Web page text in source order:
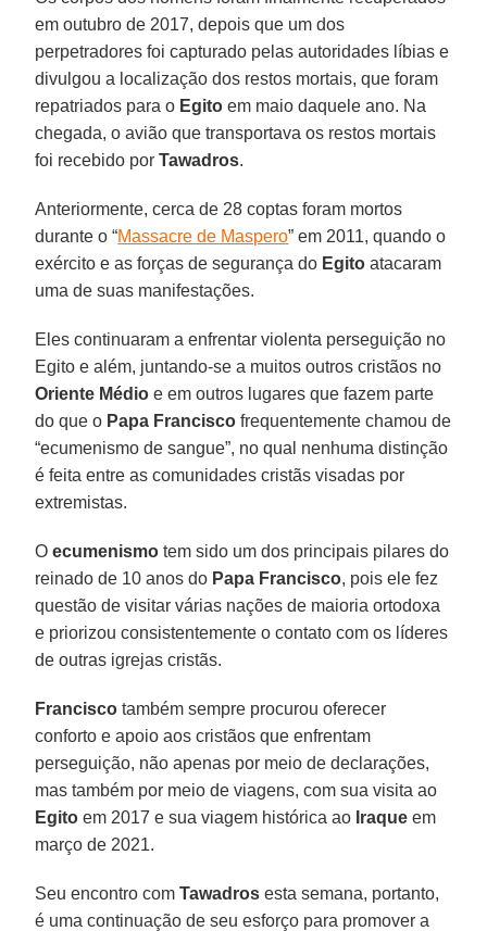
em outubro de 2017, depois que um dos
perpetradores foi capturado pelas autoridades líbias e
divulgou a localização dos restos mortais, que foram
repatriados para o Egito em maio daquele ano. Na
chegada, o avião que transportava os restos mortais
foi recebido porTawadros.
Anteriormente, cerca de 28 coptas foram mortos
durante o “Massacre de Maspero” em 2011, quando o
exército e as forças de segurança do Egito atacaram
uma de suas manifestações.
Eles continuaram a enfrentar violenta perseguição no
Egito e além, juntando-se a muitos outros cristãos no
Oriente Médio e em outros lugares que fazem parte
do que o Papa Francisco frequentemente chamou de
“ecumenismo de sangue”, no qual nenhuma distinção
é feita entre as comunidades cristãs visadas por
extremistas.
Oecumenismo tem sido um dos principais pilares do
reinado de 10 anos do Papa Francisco, pois ele fez
questão de visitar várias nações de maioria ortodoxa
e priorizou consistentemente o contato com os líderes
de outras igrejas cristãs.
Francisco também sempre procurou oferecer
conforto e apoio aos cristãos que enfrentam
perseguição, não apenas por meio de declarações,
mas também por meio de viagens, com sua visita ao
Egito em 2017 e sua viagem histórica ao Iraque em
março de 2021.
Seu encontro comTawadros esta semana, portanto,
é uma continuação de seu esforço para promover a